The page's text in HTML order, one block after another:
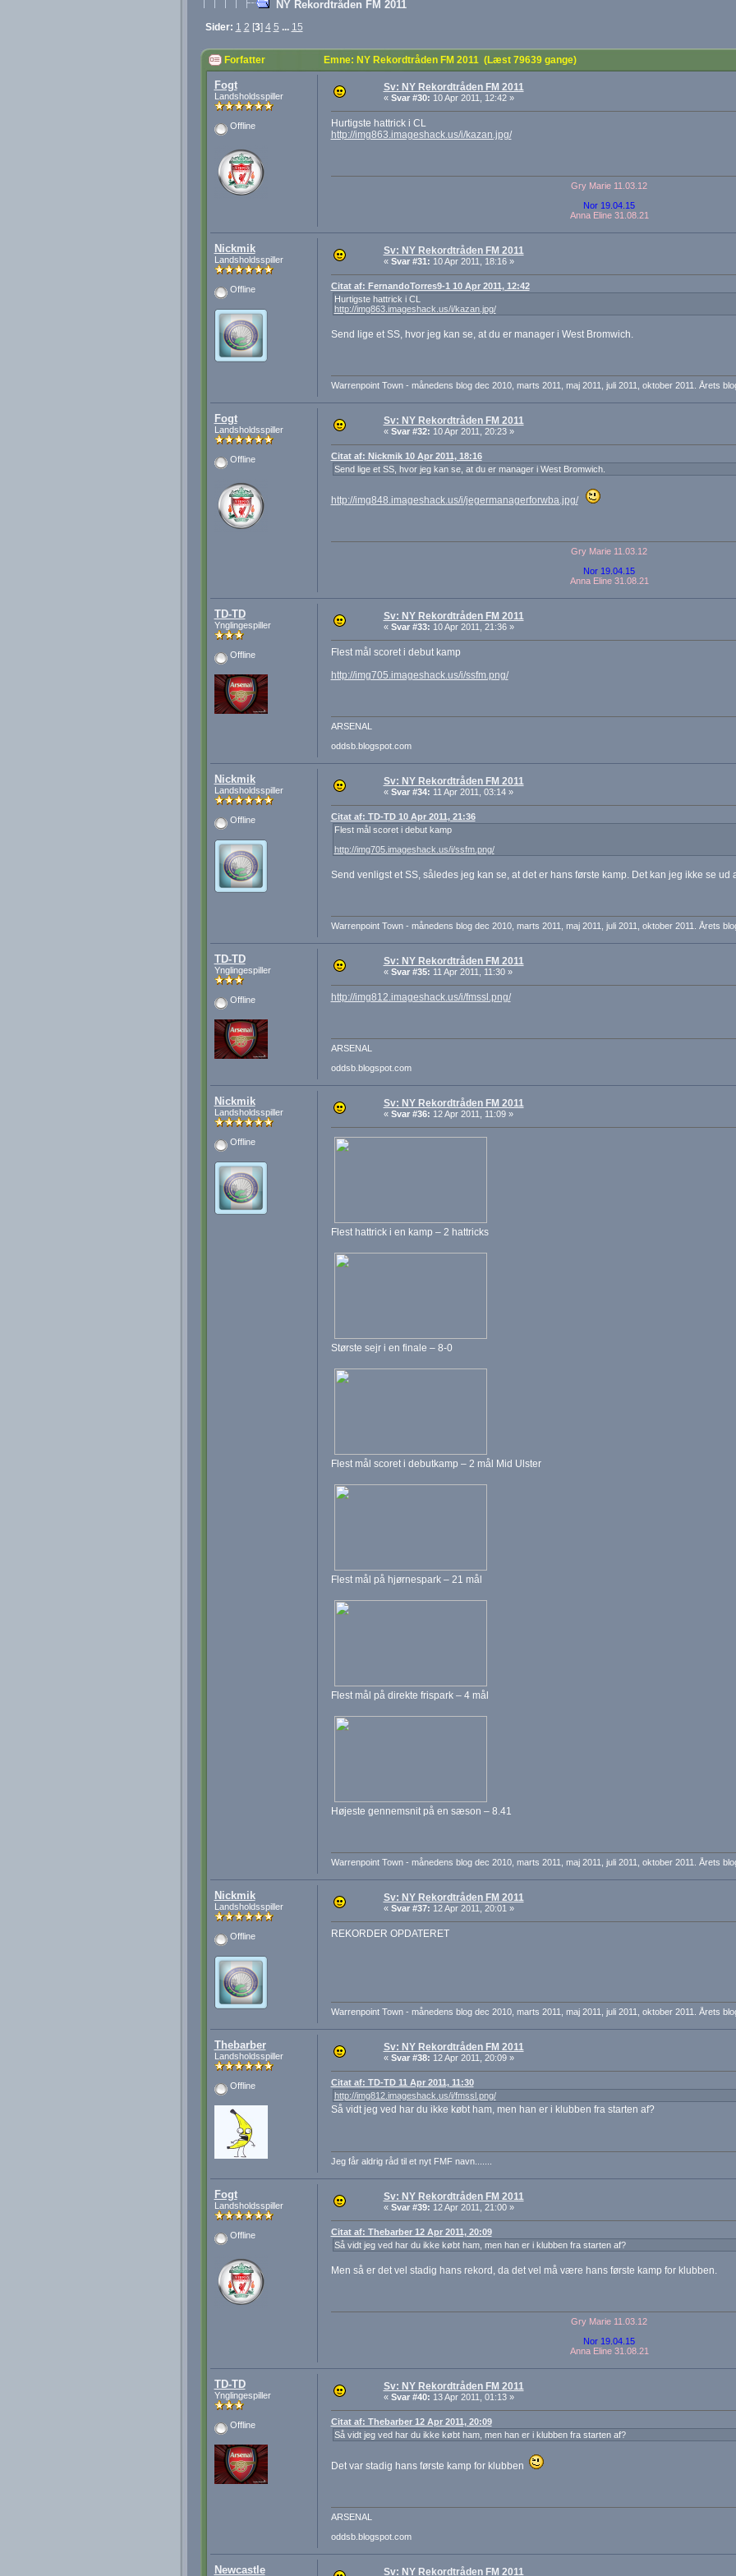
NY Rekordtråden FM 2011
Sider: 1 2 [3] 4 5 ... 15
Forfatter Emne: NY Rekordtråden FM 2011 (Læst 79639 gange)
Fogt
Landsholdsspiller
Offline
Sv: NY Rekordtråden FM 2011
« Svar #30: 10 Apr 2011, 12:42 »
Hurtigste hattrick i CL
http://img863.imageshack.us/i/kazan.jpg/
Gry Marie 11.03.12
Nor 19.04.15
Anna Eline 31.08.21
Nickmik
Landsholdsspiller
Offline
Sv: NY Rekordtråden FM 2011
« Svar #31: 10 Apr 2011, 18:16 »
Citat af: FernandoTorres9-1 10 Apr 2011, 12:42
Hurtigste hattrick i CL
http://img863.imageshack.us/i/kazan.jpg/
Send lige et SS, hvor jeg kan se, at du er manager i West Bromwich.
Warrenpoint Town - månedens blog dec 2010, marts 2011, maj 2011, juli 2011, oktober 2011. Årets
Fogt
Landsholdsspiller
Offline
Sv: NY Rekordtråden FM 2011
« Svar #32: 10 Apr 2011, 20:23 »
Citat af: Nickmik 10 Apr 2011, 18:16
Send lige et SS, hvor jeg kan se, at du er manager i West Bromwich.
http://img848.imageshack.us/i/jegermanagerforwba.jpg/
Gry Marie 11.03.12
Nor 19.04.15
Anna Eline 31.08.21
TD-TD
Ynglingespiller
Offline
Sv: NY Rekordtråden FM 2011
« Svar #33: 10 Apr 2011, 21:36 »
Flest mål scoret i debut kamp
http://img705.imageshack.us/i/ssfm.png/
ARSENAL
oddsb.blogspot.com
Nickmik
Landsholdsspiller
Offline
Sv: NY Rekordtråden FM 2011
« Svar #34: 11 Apr 2011, 03:14 »
Citat af: TD-TD 10 Apr 2011, 21:36
Flest mål scoret i debut kamp
http://img705.imageshack.us/i/ssfm.png/
Send venligst et SS, således jeg kan se, at det er hans første kamp. Det kan jeg ikke se ud
Warrenpoint Town - månedens blog dec 2010, marts 2011, maj 2011, juli 2011, oktober 2011. Årets
TD-TD
Ynglingespiller
Offline
Sv: NY Rekordtråden FM 2011
« Svar #35: 11 Apr 2011, 11:30 »
http://img812.imageshack.us/i/fmssl.png/
ARSENAL
oddsb.blogspot.com
Nickmik
Landsholdsspiller
Offline
Sv: NY Rekordtråden FM 2011
« Svar #36: 12 Apr 2011, 11:09 »
Flest hattrick i en kamp – 2 hattricks
Største sejr i en finale – 8-0
Flest mål scoret i debutkamp – 2 mål Mid Ulster
Flest mål på hjørnespark – 21 mål
Flest mål på direkte frispark – 4 mål
Højeste gennemsnit på en sæson – 8.41
Warrenpoint Town - månedens blog dec 2010, marts 2011, maj 2011, juli 2011, oktober 2011. Årets
Nickmik
Landsholdsspiller
Offline
Sv: NY Rekordtråden FM 2011
« Svar #37: 12 Apr 2011, 20:01 »
REKORDER OPDATERET
Warrenpoint Town - månedens blog dec 2010, marts 2011, maj 2011, juli 2011, oktober 2011. Årets
Thebarber
Landsholdsspiller
Offline
Sv: NY Rekordtråden FM 2011
« Svar #38: 12 Apr 2011, 20:09 »
Citat af: TD-TD 11 Apr 2011, 11:30
http://img812.imageshack.us/i/fmssl.png/
Så vidt jeg ved har du ikke købt ham, men han er i klubben fra starten af?
Jeg får aldrig råd til et nyt FMF navn.......
Fogt
Landsholdsspiller
Offline
Sv: NY Rekordtråden FM 2011
« Svar #39: 12 Apr 2011, 21:00 »
Citat af: Thebarber 12 Apr 2011, 20:09
Så vidt jeg ved har du ikke købt ham, men han er i klubben fra starten af?
Men så er det vel stadig hans rekord, da det vel må være hans første kamp for klubben.
Gry Marie 11.03.12
Nor 19.04.15
Anna Eline 31.08.21
TD-TD
Ynglingespiller
Offline
Sv: NY Rekordtråden FM 2011
« Svar #40: 13 Apr 2011, 01:13 »
Citat af: Thebarber 12 Apr 2011, 20:09
Så vidt jeg ved har du ikke købt ham, men han er i klubben fra starten af?
Det var stadig hans første kamp for klubben
ARSENAL
oddsb.blogspot.com
Newcastle Sv: NY Rekordtråden FM 2011